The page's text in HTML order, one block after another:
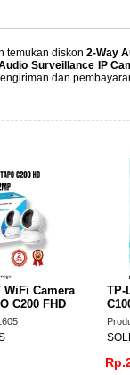
temukan diskon 2-Way
Surveillance IP
dan
TAPO